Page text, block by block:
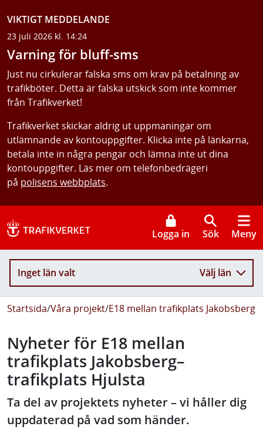
VIKTIGT MEDDELANDE
23 juli 2026 kl. 14:24
Varning för bluff-sms
Just nu cirkulerar falska sms om krav på betalning av
trafikböter. Detta är falska utskick som inte kommer
från Trafikverket!
Trafikverket skickar aldrig ut uppmaningar om
utlämnande av kontouppgifter. Klicka inte på länkarna,
betala inte in några pengar och lämna inte ut dina
kontouppgifter. Läs mer om telefonbedrägeri
på polisens webbplats.
Logga in Sök Meny
Inget län valt Välj län
Startsida/Våra projekt/E18 mellan trafikplats Jakobsberg
Nyheter för E18 mellan
trafikplats Jakobsberg–
trafikplats Hjulsta
Ta del av projektets nyheter – vi håller dig
uppdaterad på vad som händer.